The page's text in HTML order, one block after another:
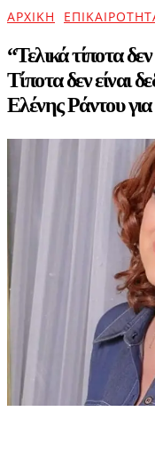
ΑΡΧΙΚΉ
“Τελικά τίποτα
Τίποτα δεν είναι
Ελένης Ράντου για